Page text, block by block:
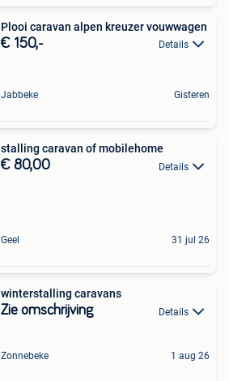
Plooi caravan alpen kreuzer vouwwagen
€ 150,- Details
Jabbeke Gisteren
stalling caravan of mobilehome
€ 80,00 Details
Geel 31 jul 26
winterstalling caravans
Zie omschrijving Details
Zonnebeke 1 aug 26